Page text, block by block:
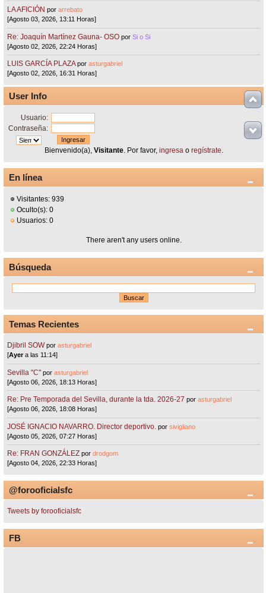
LA AFICIÓN porarrebato
[Agosto 03, 2026, 13:11 Horas]
Re: Joaquín Martínez Gauna- OSO porSi o Si
[Agosto 02, 2026, 22:24 Horas]
LUIS GARCÍA PLAZA porasturgabriel
[Agosto 02, 2026, 16:31 Horas]
User Info
Usuario:
Contraseña:
Bienvenido(a), Visitante. Por favor, ingresao regístrate.
En línea
Visitantes: 939
Oculto(s): 0
Usuarios: 0
There aren't any users online.
Búsqueda
Temas Recientes
Djibril SOW porasturgabriel
[Ayera las 11:14]
Sevilla "C"porasturgabriel
[Agosto 06, 2026, 18:13 Horas]
Re: Pre Temporada del Sevilla, durante la tda. 2026-27 porasturgabriel
[Agosto 06, 2026, 18:08 Horas]
JOSÉ IGNACIO NAVARRO. Director deportivo. porsivigliano
[Agosto 05, 2026, 07:27 Horas]
Re: FRAN GONZÁLEZ pordrodgom
[Agosto 04, 2026, 22:33 Horas]
@forooficialsfc
Tweets by forooficialsfc
FB